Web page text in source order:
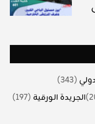
(343)
الجريدة الورقية (197)